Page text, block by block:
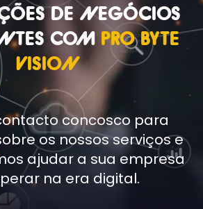
DE NEGÓCIOS
COM PRO BYTE
VISION
concosco para
os nossos serviços e
ajudar a sua empresa
na era digital.